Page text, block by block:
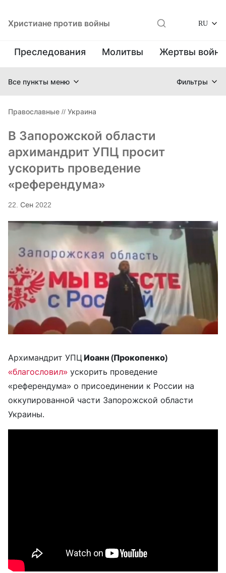
Христиане против войны RU
Преследования Молитвы Жертвы
Все пункты меню Фильтры
Православные // Украина
В Запорожской области
архимандрит УПЦ просит
ускорить проведение
«референдума»
22. Сен 2022
Архимандрит УПЦИоанн (Прокопенко)
«благословил» ускорить проведение
«референдума» о присоединении к России на
оккупированной части Запорожской области
Украины.